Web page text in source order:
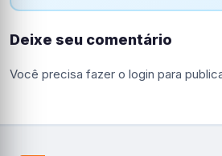
Deixe seu comentário
Você precisa fazer o login para